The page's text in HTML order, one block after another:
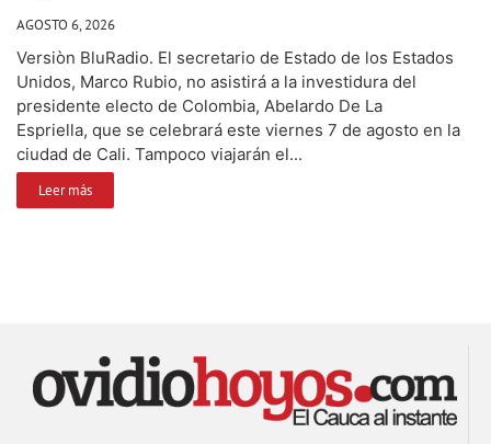
AGOSTO 6, 2026
Versiòn BluRadio. El secretario de Estado de los Estados
Unidos, Marco Rubio, no asistirá a la investidura del
presidente electo de Colombia, Abelardo De La
Espriella, que se celebrará este viernes 7 de agosto en la
ciudad de Cali. Tampoco viajarán el...
Leer más